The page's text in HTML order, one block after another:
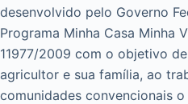
desenvolvido pelo Governo
Programa Minha Casa Minha
11977/2009 com o objetivo
agricultor e sua família, ao
comunidades convencionais